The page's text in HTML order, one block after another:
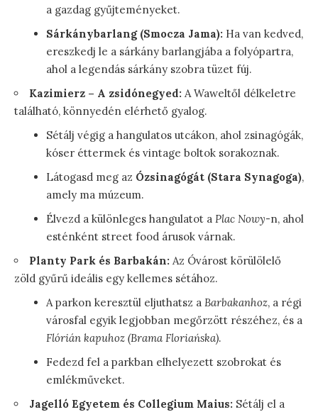
a gazdag gyűjteményeket.
Sárkánybarlang (Smocza Jama): Ha van kedved,
ereszkedj le a sárkány barlangjába a folyópartra,
ahol a legendás sárkány szobra tüzet fúj.
Kazimierz – A zsidónegyed: A Waweltől délkeletre
található, könnyedén elérhető gyalog.
Sétálj végig a hangulatos utcákon, ahol zsinagógák,
kóser éttermek és vintage boltok sorakoznak.
Látogasd meg az Ózsinagógát (Stara Synagoga),
amely ma múzeum.
Élvezd a különleges hangulatot a Plac Nowy-n, ahol
esténként street food árusok várnak.
Planty Park és Barbakán: Az Óvárost körülölelő
zöld gyűrű ideális egy kellemes sétához.
A parkon keresztül eljuthatsz a Barbakanhoz, a régi
városfal egyik legjobban megőrzött részéhez, és a
Flórián kapuhoz (Brama Floriańska).
Fedezd fel a parkban elhelyezett szobrokat és
emlékműveket.
Jagelló Egyetem és Collegium Maius: Sétálj el a